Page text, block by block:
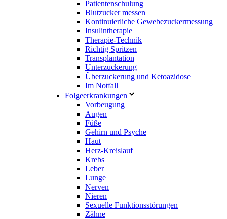
Patientenschulung
Blutzucker messen
Kontinuierliche Gewebezuckermessung
Insulintherapie
Therapie-Technik
Richtig Spritzen
Transplantation
Unterzuckerung
Überzuckerung und Ketoazidose
Im Notfall
Folgeerkrankungen
Vorbeugung
Augen
Füße
Gehirn und Psyche
Haut
Herz-Kreislauf
Krebs
Leber
Lunge
Nerven
Nieren
Sexuelle Funktionsstörungen
Zähne